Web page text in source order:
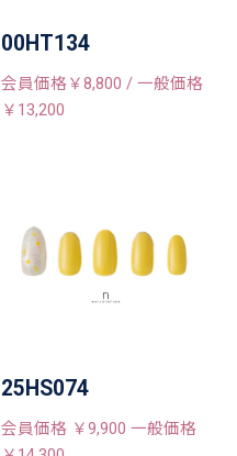
00HT134
会員価格￥8,800 / 一般価格
￥13,200
25HS074
会員価格 ￥9,900 一般価格